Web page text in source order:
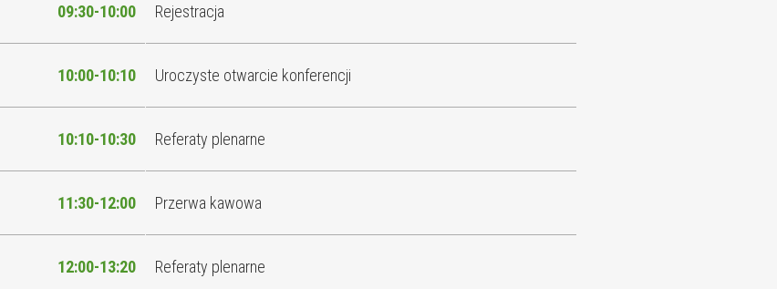
09:30-10:00 Rejestracja
10:00-10:10 Uroczyste otwarcie konferencji
10:10-10:30 Referaty plenarne
11:30-12:00 Przerwa kawowa
12:00-13:20 Referaty plenarne